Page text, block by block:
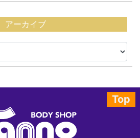
アーカイブ
Top